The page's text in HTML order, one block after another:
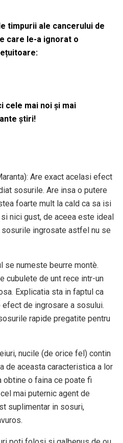
timpurii ale cancerului de
care le-a ignorat o
cele mai noi și mai
știri!
Are exact acelasi efect
sosurile. Are insa o putere
foarte mult la cald ca sa isi
nici gust, de aceea este ideal
ingrosate astfel nu se
se numeste beurre montè.
cubulete de unt rece intr-un
Explicatia sta in faptul ca
de ingrosare a sosului.
rapide pregatite pentru
nucile (de orice fel) contin
de aceasta caracteristica a lor
obtine o faina ce poate fi
mai puternic agent de
suplimentar in sosuri,